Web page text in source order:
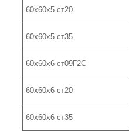
60х60х5 ст20
60х60х5 ст35
60х60х6 ст09Г2С
60х60х6 ст20
60х60х6 ст35